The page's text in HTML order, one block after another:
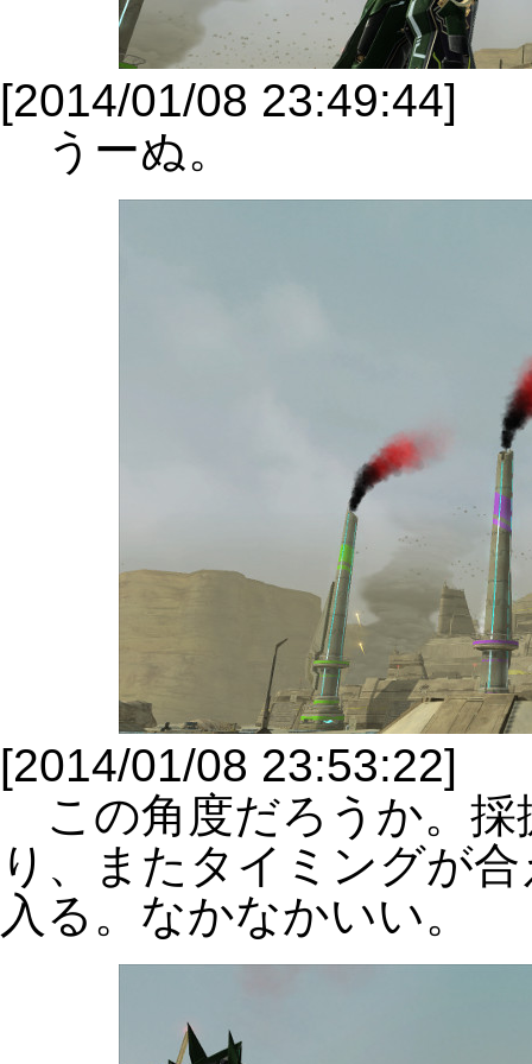
[2014/01/08 23:49:44]
うーぬ。
[2014/01/08 23:53:22]
この角度だろうか。採
り、またタイミングが
入る。なかなかいい。